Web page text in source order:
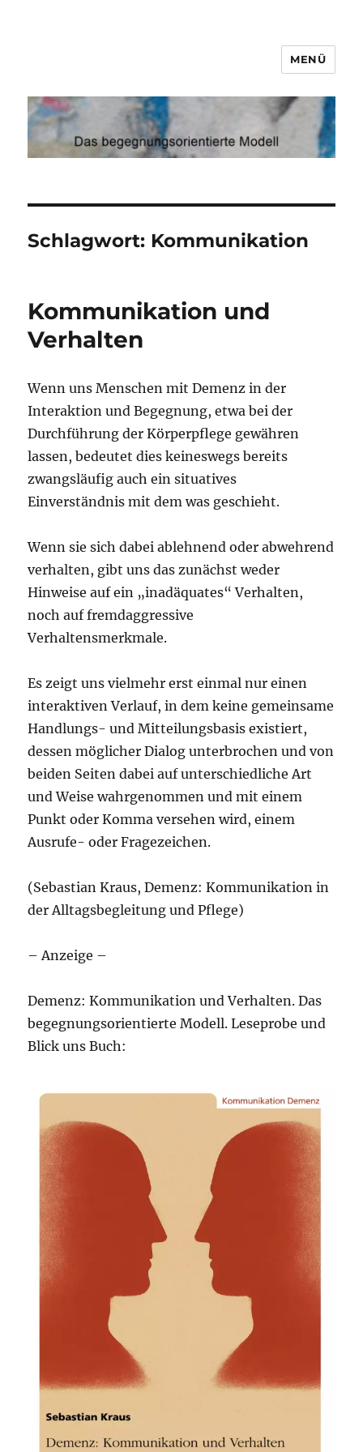
MENÜ
Schlagwort: Kommunikation
Kommunikation und
Verhalten
Wenn uns Menschen mit Demenz in der
Interaktion und Begegnung, etwa bei der
Durchführung der Körperpflege gewähren
lassen, bedeutet dies keineswegs bereits
zwangsläufig auch ein situatives
Einverständnis mit dem was geschieht.
Wenn sie sich dabei ablehnend oder abwehrend
verhalten, gibt uns das zunächst weder
Hinweise auf ein „inadäquates“ Verhalten,
noch auf fremdaggressive
Verhaltensmerkmale.
Es zeigt uns vielmehr erst einmal nur einen
interaktiven Verlauf, in dem keine gemeinsame
Handlungs- und Mitteilungsbasis existiert,
dessen möglicher Dialog unterbrochen und von
beiden Seiten dabei auf unterschiedliche Art
und Weise wahrgenommen und mit einem
Punkt oder Komma versehen wird, einem
Ausrufe- oder Fragezeichen.
(Sebastian Kraus, Demenz: Kommunikation in
der Alltagsbegleitung und Pflege)
– Anzeige –
Demenz: Kommunikation und Verhalten. Das
begegnungsorientierte Modell. Leseprobe und
Blick uns Buch: